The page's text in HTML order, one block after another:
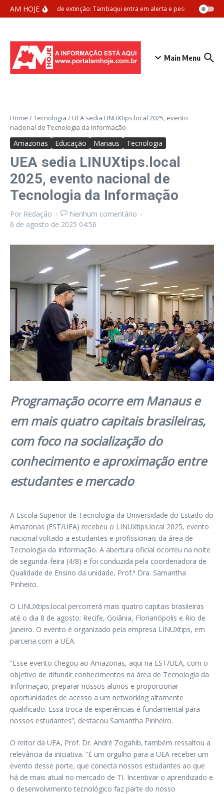
Ir para o conteúdo
AM HOJEAmeaça de extinção: Tambaqui entra em alerta e pesca pode ser
Main Menu
Home /Tecnologia / UEA sedia LINUXtips.local 2025, evento
nacional de Tecnologia da Informação
Amazonas Educação Manaus Tecnologia
UEA sedia LINUXtips.local
2025, evento nacional de
Tecnologia da Informação
Por Redação
Nenhum comentário
6 de agosto de 2025 04:56
Programação ocorre em Manaus e
em mais quatro capitais brasileiras,
com foco na socialização do
conhecimento e aproximação entre
estudantes e mercado
A Escola Superior de Tecnologia da Universidade do Estado do
Amazonas (EST/UEA) recebeu o LINUXtips.local 2025, evento
nacional voltado a estudantes e profissionais da área de
Tecnologia da Informação. A abertura oficial ocorreu na noite
de segunda-feira (4/8) e foi conduzida pela coordenadora de
Qualidade de Ensino da unidade, Prof.ª Dra. Samantha
Pinheiro.
O LINUXtips.local percorrerá mais quatro capitais brasileiras
até o dia 8 de agosto: Recife, Goiânia, Florianópolis e Rio de
Janeiro. O evento é organizado pela empresa LINUXtips, em
parceria com a UEA.
“Esse evento chegou ao Amazonas, aqui na EST/UEA, com o
objetivo de difundir conhecimentos na área de Tecnologia da
Informação, preparar nossos alunos e proporcionar
oportunidades de acesso a um networking altamente
qualificado. Essa troca de experiências é fundamental para
nossos estudantes”, destacou Samantha Pinheiro.
O reitor da UEA, Prof. Dr. André Zogahib, também ressaltou a
relevância da iniciativa. “É um orgulho para a UEA receber um
evento desse porte, que conecta nossos estudantes ao que
há de mais atual no mercado de TI. Incentivar o aprendizado e
o desenvolvimento tecnológico faz parte do nosso